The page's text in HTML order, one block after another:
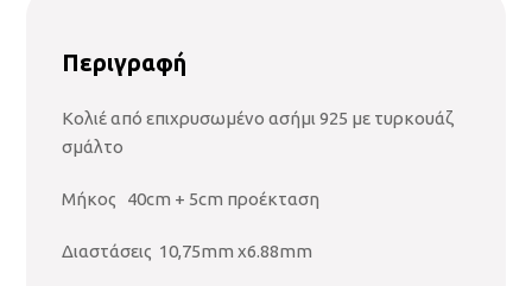
Περιγραφή
Κολιέ από επιχρυσωμένο ασήμι 925 με τυρκουάζ
σμάλτο
Μήκος 40cm + 5cm προέκταση
Διαστάσεις 10,75mm x6.88mm